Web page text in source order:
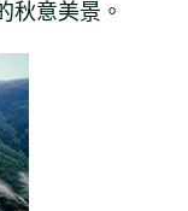
秋意美景。